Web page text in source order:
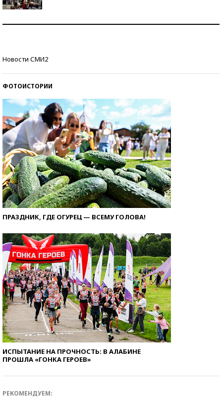
Новости СМИ2
ФОТОИСТОРИИ
ПРАЗДНИК, ГДЕ ОГУРЕЦ — ВСЕМУ ГОЛОВА!
ИСПЫТАНИЕ НА ПРОЧНОСТЬ: В АЛАБИНЕ
ПРОШЛА «ГОНКА ГЕРОЕВ»
РЕКОМЕНДУЕМ: